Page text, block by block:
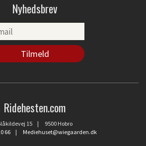
Nyhedsbrev
Ridehesten.com
15 | 9500 Hobro
66| Mediehuset@wiegaarden.dk